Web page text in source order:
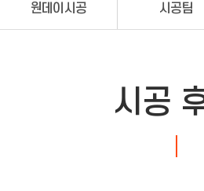
원데이시공 시공팀
시공